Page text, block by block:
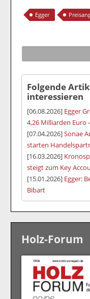
Egger
Folgende
interessieren
[06.08.2026] Egger
4,26 Milliarden Euro
[07.04.2026]Sonae
starten
[16.03.2026]
steigt zum Key
[15.01.2026] Egger:
Bibart
Holz-Forum